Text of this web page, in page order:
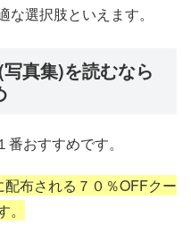
選択肢といえます。
真集)を読むなら
おすすめです。
布される７０％OFFクー